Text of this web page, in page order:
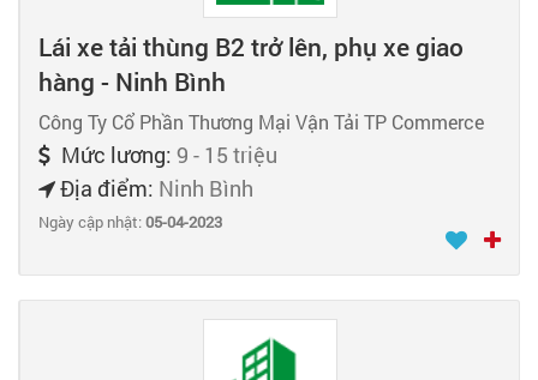
Lái xe tải thùng B2 trở lên, phụ xe giao
hàng - Ninh Bình
Công Ty Cổ Phần Thương Mại Vận Tải TP Commerce
Mức lương: 9 - 15 triệu
Địa điểm: Ninh Bình
Ngày cập nhật:05-04-2023